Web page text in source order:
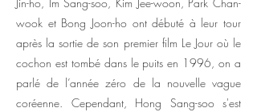
wook et Bong Joon-ho ont débuté à leur tour
après la sortie de son premier film Le Jour où le
cochon est tombé dans le puits en 1996, on a
parlé de l’année zéro de la nouvelle vague
coréenne. Cependant, Hong Sang-soo s'est